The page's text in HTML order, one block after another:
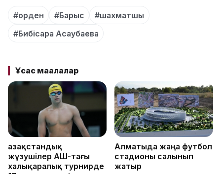
#орден #Барыс
#шахматшы
#Бибісара Асаубаева
Ұқсас мақалалар
Қазақстандық
жүзушілер АҚШ-тағы
халықаралық турнирде
Алматыда жаңа футбол
стадионы салынып
жатыр